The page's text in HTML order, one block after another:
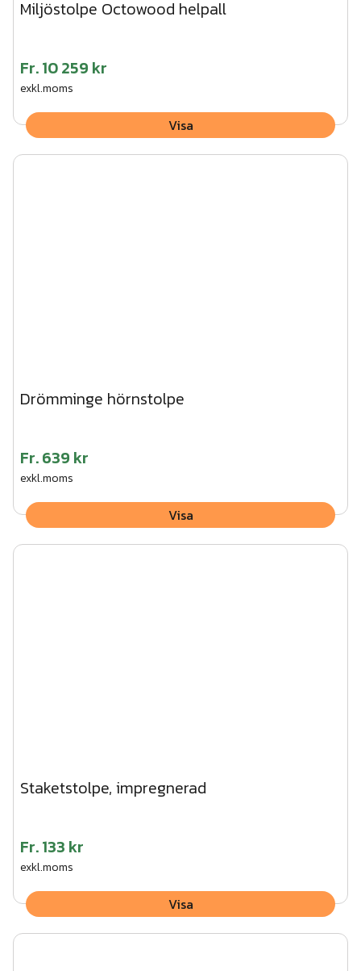
Miljöstolpe Octowood helpall
Fr.10 259 kr
exkl.moms
Visa
Drömminge hörnstolpe
Fr.639 kr
exkl.moms
Visa
Staketstolpe, impregnerad
Fr.133 kr
exkl.moms
Visa